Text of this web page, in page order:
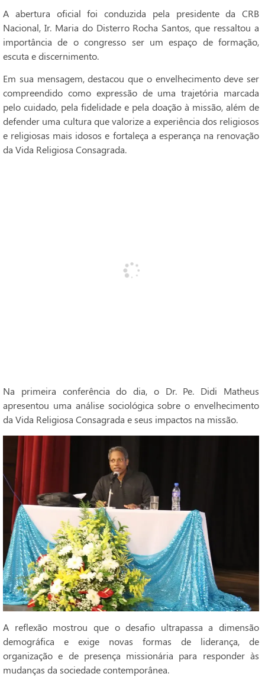
A abertura oficial foi conduzida pela presidente da CRB
Nacional, Ir. Maria do Disterro Rocha Santos, que ressaltou a
importância de o congresso ser um espaço de formação,
escuta e discernimento.
Em sua mensagem, destacou que o envelhecimento deve ser
compreendido como expressão de uma trajetória marcada
pelo cuidado, pela fidelidade e pela doação à missão, além de
defender uma cultura que valorize a experiência dos religiosos
e religiosas mais idosos e fortaleça a esperança na renovação
da Vida Religiosa Consagrada.
Na primeira conferência do dia, o Dr. Pe. Didi Matheus
apresentou uma análise sociológica sobre o envelhecimento
da Vida Religiosa Consagrada e seus impactos na missão.
A reflexão mostrou que o desafio ultrapassa a dimensão
demográfica e exige novas formas de liderança, de
organização e de presença missionária para responder às
mudanças da sociedade contemporânea.